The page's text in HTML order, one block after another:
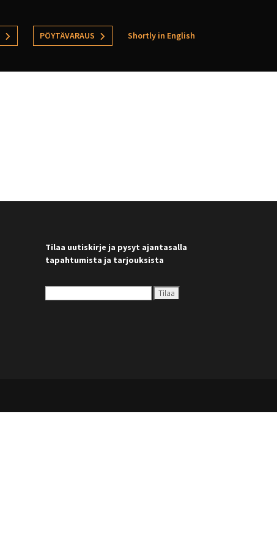
PÖYTÄVARAUS Shortly in English
Tilaa uutiskirje ja pysyt ajantasalla
tapahtumista ja tarjouksista